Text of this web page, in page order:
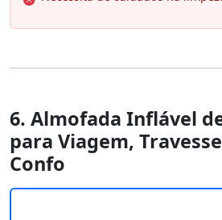
6. Almofada Inflável
para Viagem,
Confo